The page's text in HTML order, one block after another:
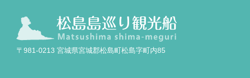
〒981-0213 宮城県宮城郡松島町松島字町内85